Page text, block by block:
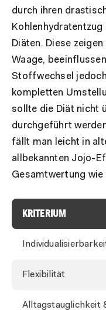
durch ihren
Diäten. Diese
Waage,
Stoffwechsel
kompletten
sollte die Diät nicht
durchgeführt
fällt man leicht in
allbekannten Jojo-
Gesamtwertung
KRITERIUM
Flexibilität
Alltagstauglichkeit